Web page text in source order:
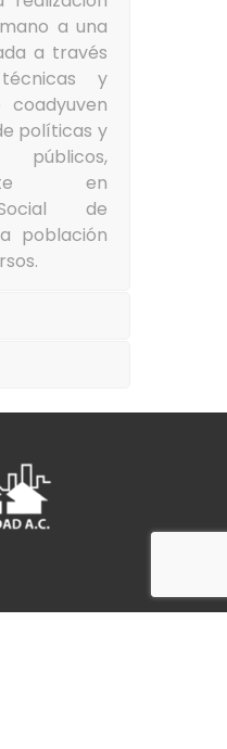
a una
a través
y
coadyuven
políticas y
en
de
población